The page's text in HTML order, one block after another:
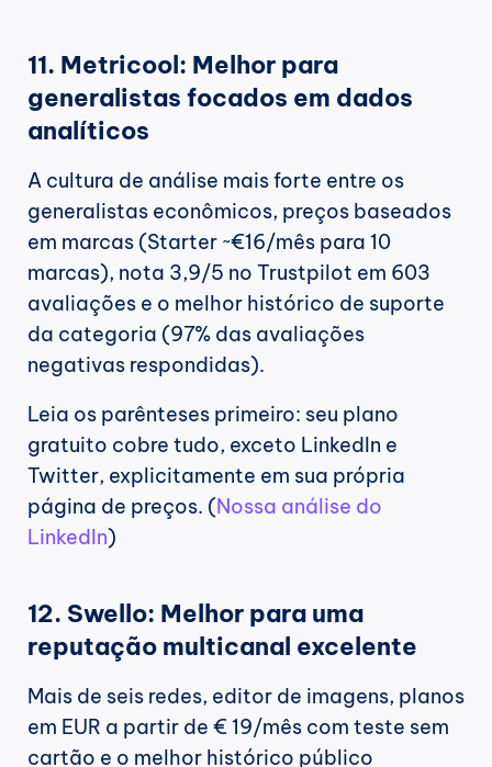
11. Metricool: Melhor para
generalistas focados em dados
analíticos
A cultura de análise mais forte entre os
generalistas econômicos, preços baseados
em marcas (Starter ~€16/mês para 10
marcas), nota 3,9/5 no Trustpilot em 603
avaliações e o melhor histórico de suporte
da categoria (97% das avaliações
negativas respondidas).
Leia os parênteses primeiro: seu plano
gratuito cobre tudo, exceto LinkedIn e
Twitter, explicitamente em sua própria
página de preços. (Nossa análise do
LinkedIn)
12. Swello: Melhor para uma
reputação multicanal excelente
Mais de seis redes, editor de imagens, planos
em EUR a partir de € 19/mês com teste sem
cartão e o melhor histórico público